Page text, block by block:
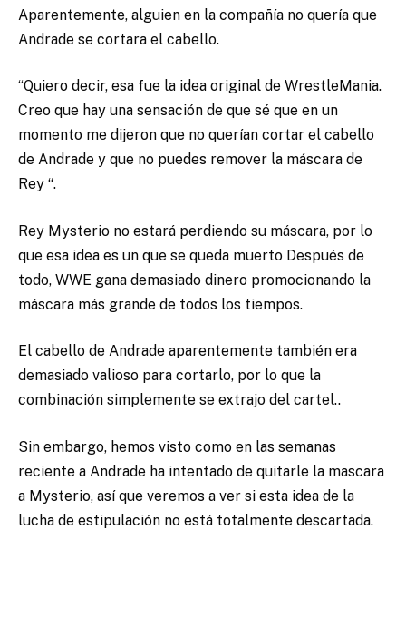
Aparentemente, alguien en la compañía no quería que
Andrade se cortara el cabello.
“Quiero decir, esa fue la idea original de WrestleMania.
Creo que hay una sensación de que sé que en un
momento me dijeron que no querían cortar el cabello
de Andrade y que no puedes remover la máscara de
Rey “.
Rey Mysterio no estará perdiendo su máscara, por lo
que esa idea es un que se queda muerto Después de
todo, WWE gana demasiado dinero promocionando la
máscara más grande de todos los tiempos.
El cabello de Andrade aparentemente también era
demasiado valioso para cortarlo, por lo que la
combinación simplemente se extrajo del cartel..
Sin embargo, hemos visto como en las semanas
reciente a Andrade ha intentado de quitarle la mascara
a Mysterio, así que veremos a ver si esta idea de la
lucha de estipulación no está totalmente descartada.